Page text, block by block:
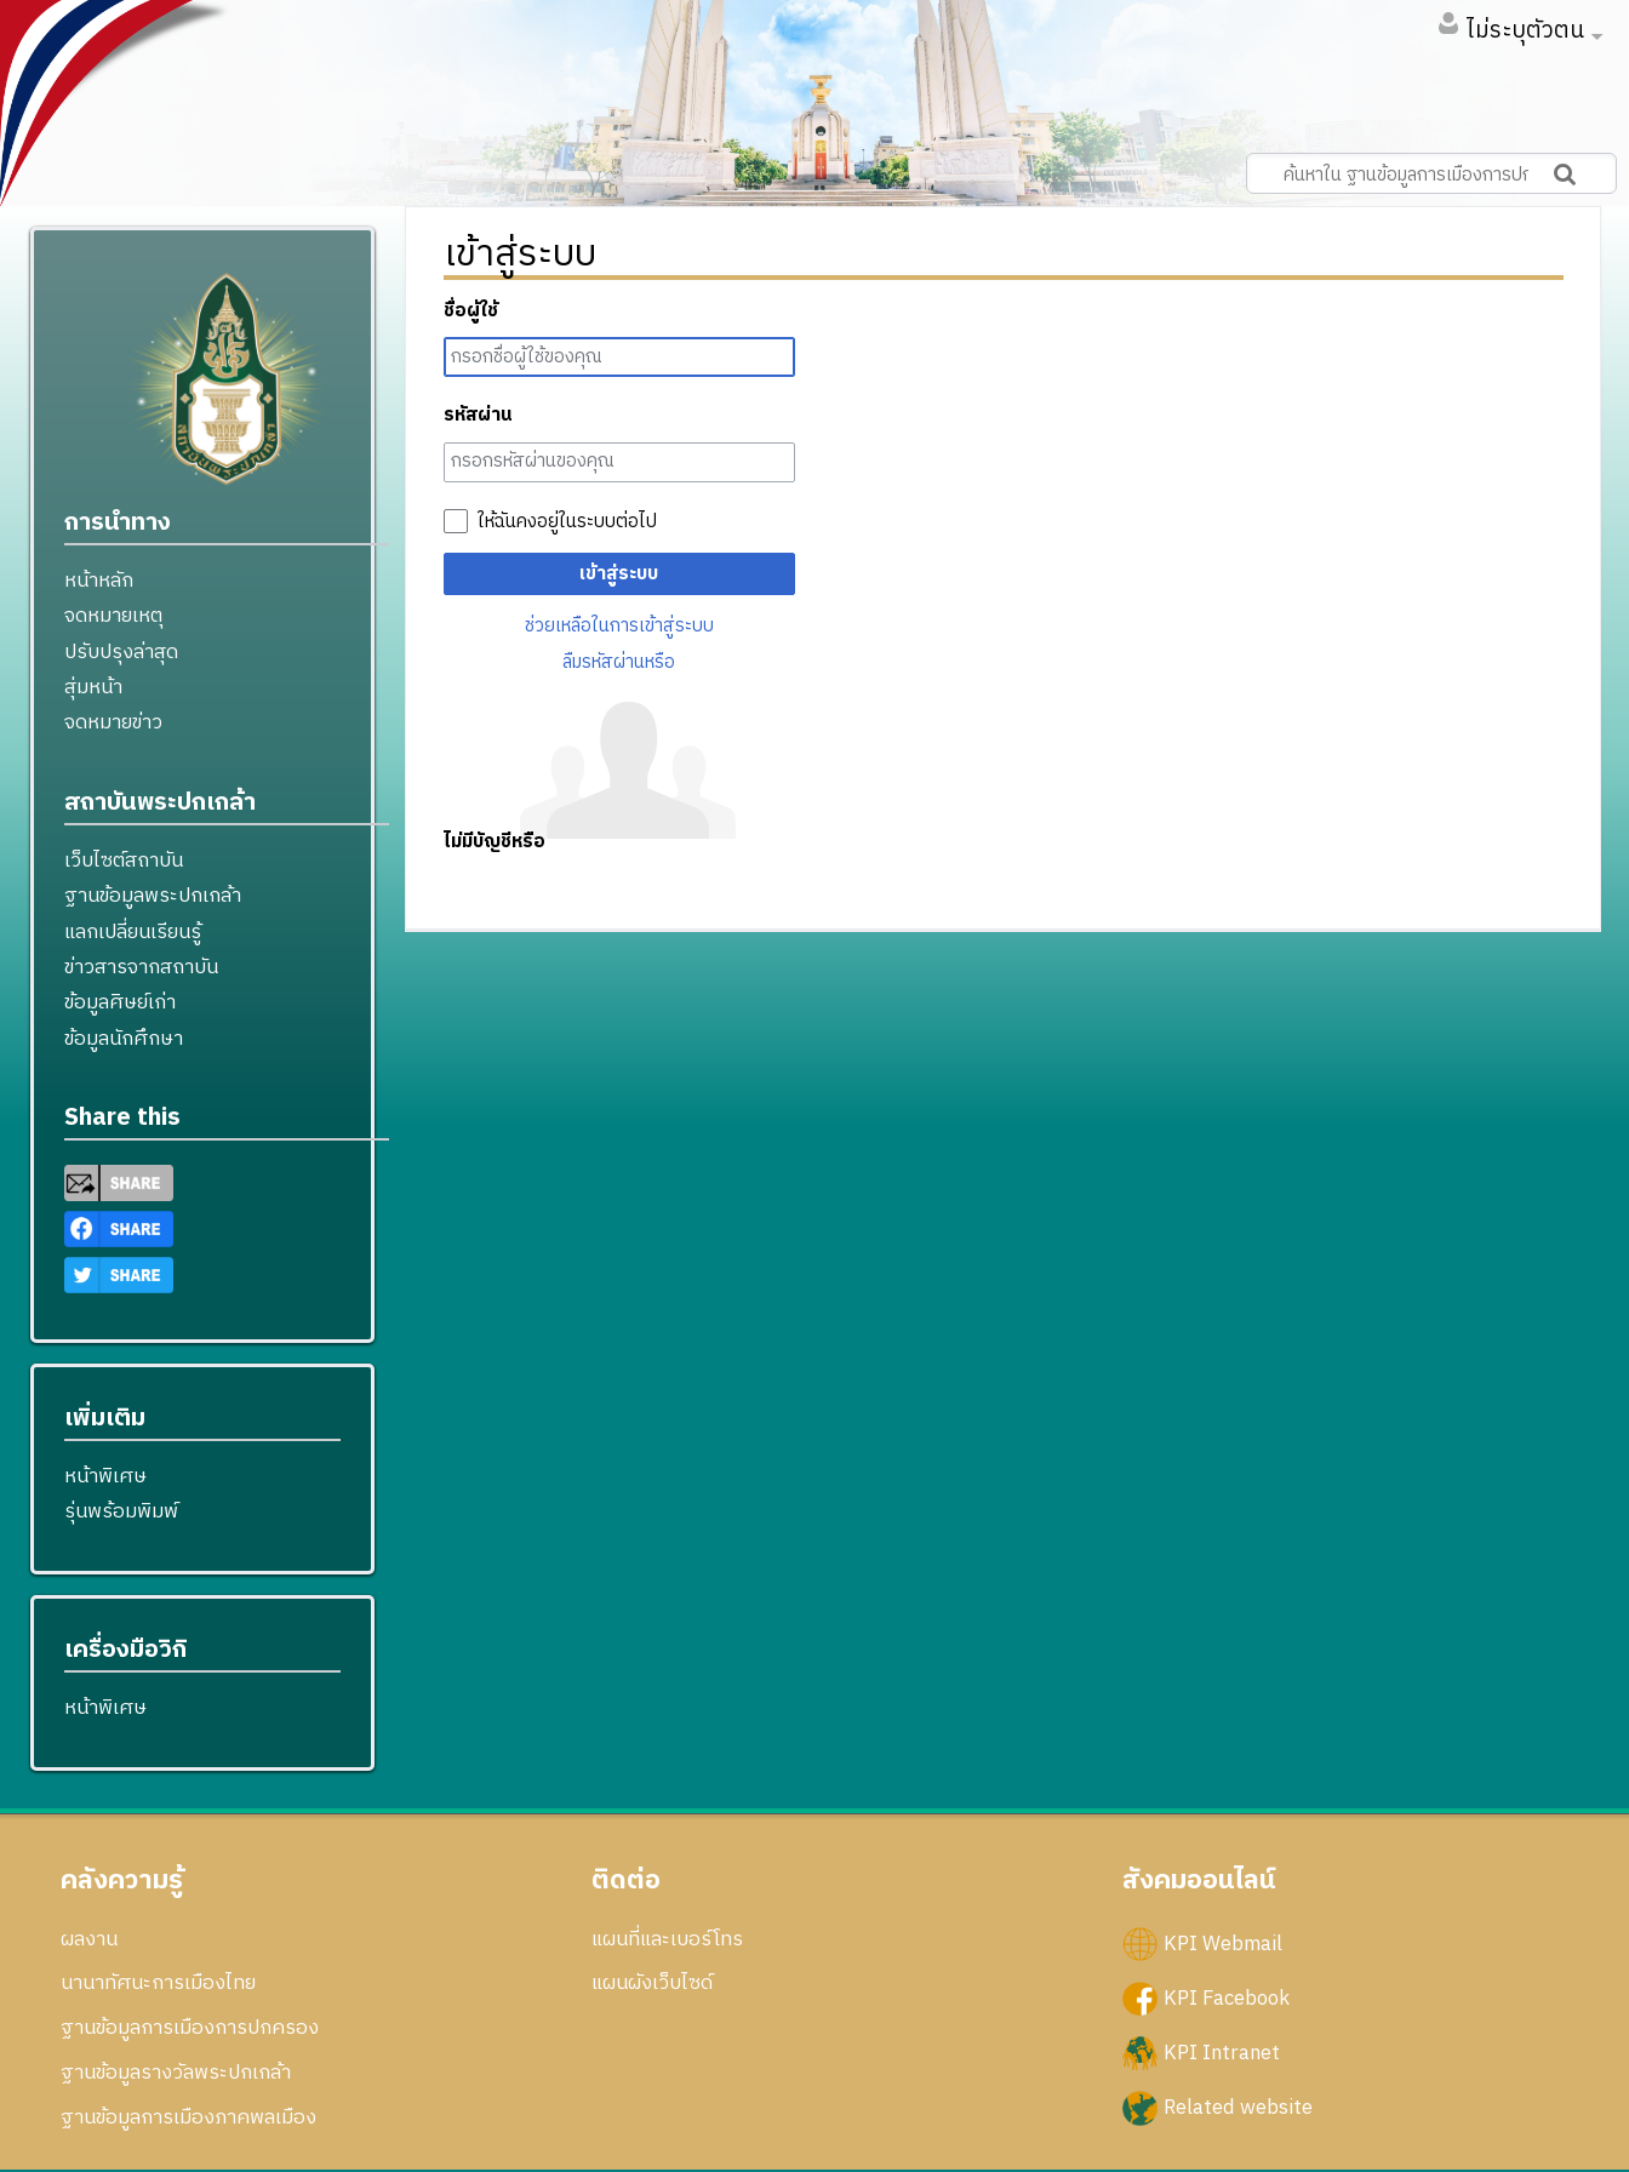
ไม่ระบุตัวตน
เข้าสู่ระบบ
ชื่อผู้ใช้
รหัสผ่าน
ให้ฉันคงอยู่ในระบบต่อไป
เข้าสู่ระบบ
ช่วยเหลือในการเข้าสู่ระบบ
ลืมรหัสผ่านหรือ
ไม่มีบัญชีหรือ
การนำทาง
หน้าหลัก
จดหมายเหตุ
ปรับปรุงล่าสุด
สุ่มหน้า
จดหมายข่าว
สถาบันพระปกเกล้า
เว็บไซต์สถาบัน
ฐานข้อมูลพระปกเกล้า
แลกเปลี่ยนเรียนรู้
ข่าวสารจากสถาบัน
ข้อมูลศิษย์เก่า
ข้อมูลนักศึกษา
Share this
เพิ่มเติม
หน้าพิเศษ
รุ่นพร้อมพิมพ์
เครื่องมือวิกิ
หน้าพิเศษ
คลังความรู้
ผลงาน
นานาทัศนะการเมืองไทย
ฐานข้อมูลการเมืองการปกครอง
ฐานข้อมูลรางวัลพระปกเกล้า
ฐานข้อมูลการเมืองภาคพลเมือง
ติดต่อ
แผนที่และเบอร์โทร
แผนผังเว็บไซด์
สังคมออนไลน์
KPI Webmail
KPI Facebook
KPI Intranet
Related website